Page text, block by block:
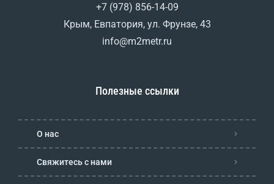
+7 (978) 856-14-09
Крым, Евпатория, ул. Фрунзе, 43
info@m2metr.ru
Полезные ссылки
О нас
Свяжитесь с нами